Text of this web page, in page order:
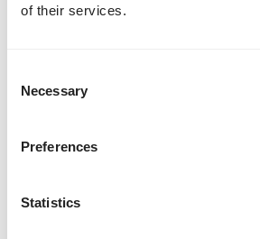
of their services.
Selection
Necessary
Preferences
Statistics
vestigen. Van zodra je op
Blijft je hond naar jou kijken
een hap wil nemen van de
Je bent net te laat, je hond
grote hap genomen uit een